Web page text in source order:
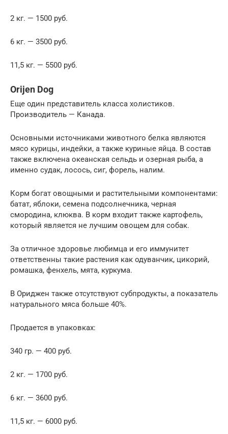
2 кг. — 1500 руб.
6 кг. — 3500 руб.
11,5 кг. — 5500 руб.
Orijen Dog
Еще один представитель класса холистиков.
Производитель — Канада.
Основными источниками животного белка являются
мясо курицы, индейки, а также куриные яйца. В состав
также включена океанская сельдь и озерная рыба, а
именно судак, лосось, сиг, форель, налим.
Корм богат овощными и растительными компонентами:
батат, яблоки, семена подсолнечника, черная
смородина, клюква. В корм входит также картофель,
который является не лучшим овощем для собак.
За отличное здоровье любимца и его иммунитет
ответственны такие растения как одуванчик, цикорий,
ромашка, фенхель, мята, куркума.
В Ориджен также отсутствуют субпродукты, а показатель
натурального мяса больше 40%.
Продается в упаковках:
340 гр. — 400 руб.
2 кг. — 1700 руб.
6 кг. — 3600 руб.
11,5 кг. — 6000 руб.